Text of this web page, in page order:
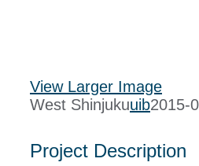
View Larger Image
West Shinjukuuib2015-
Project Description